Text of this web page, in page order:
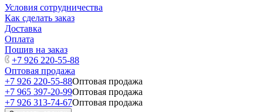
Условия сотрудничества
Как сделать заказ
Доставка
Оплата
Пошив на заказ
+7 926 220-55-88
Оптовая продажа
+7 926 220-55-88Оптовая продажа
+7 965 397-20-99Оптовая продажа
+7 926 313-74-67Оптовая продажа